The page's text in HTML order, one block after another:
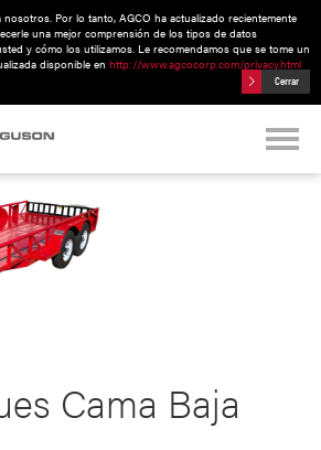
Por lo tanto, AGCO ha actualizado recientemente
una mejor comprensión de los tipos de datos
y cómo los utilizamos. Le recomendamos que se tome un
disponible en http://www.agcocorp.com/privacy.html
Cerrar
Cama Baja